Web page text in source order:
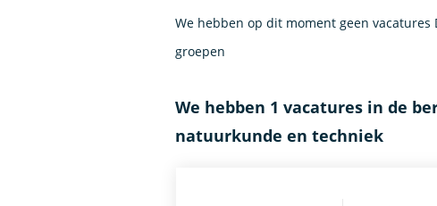
We hebben op dit moment geen
groepen
We hebben 1 vacatures in de
natuurkunde en techniek